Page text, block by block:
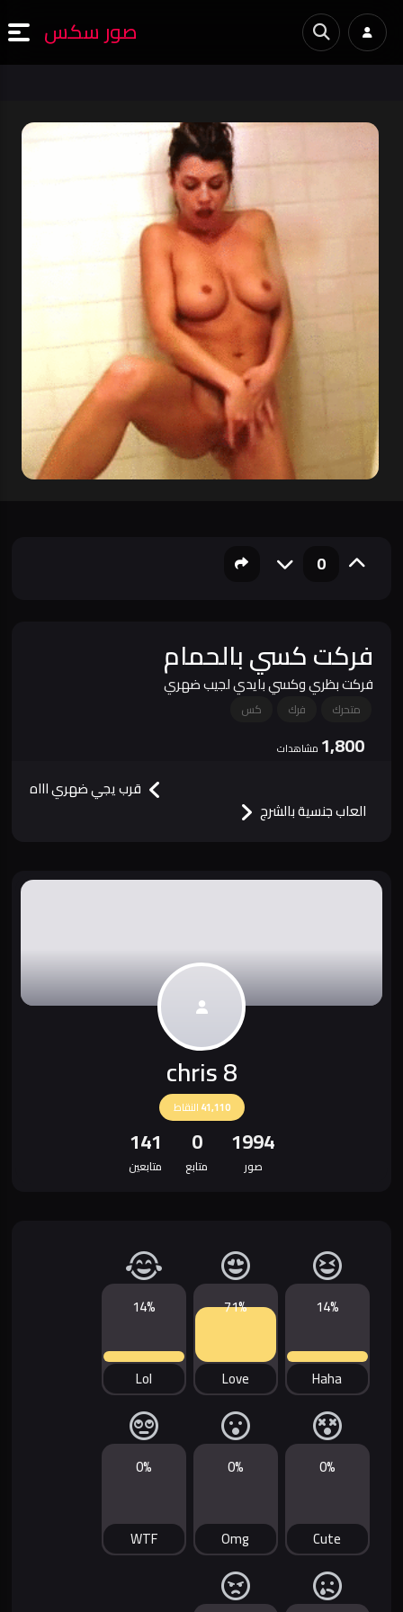
صور سكس
0
فركت كسي بالحمام
فركت بظري وكسي بايدي لجيب ضهري
متحرك فرك كس
1,800 مشاهدات
قرب يجي ضهري اااه
العاب جنسية بالشرج
chris 8
41,110 النقاط
1994
صور
0
متابع
141
متابعين
14%
Haha
71%
Love
14%
Lol
0%
Cute
0%
Omg
0%
WTF